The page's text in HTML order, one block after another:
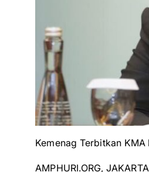
Kemenag Terbitkan
AMPHURI.ORG,